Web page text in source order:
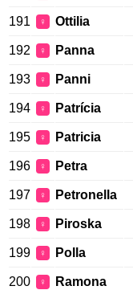
191 ♀ Ottilia
192 ♀ Panna
193 ♀ Panni
194 ♀ Patrícia
195 ♀ Patricia
196 ♀ Petra
197 ♀ Petronella
198 ♀ Piroska
199 ♀ Polla
200 ♀ Ramona